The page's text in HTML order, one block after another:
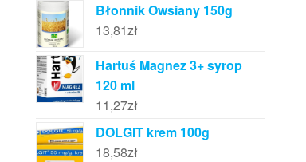
Błonnik Owsiany 150g
13,81zł
Hartuś Magnez 3+ syrop
120 ml
11,27zł
DOLGIT krem 100g
18,58zł